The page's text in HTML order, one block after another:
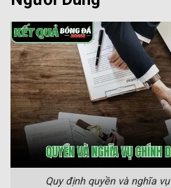
Quy định quyền và nghĩa